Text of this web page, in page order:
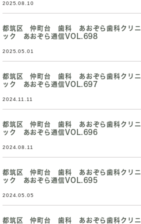
2025.08.10
都筑区 仲町台 歯科 あおぞら歯科クリニ
ック あおぞら通信VOL.698
2025.05.01
都筑区 仲町台 歯科 あおぞら歯科クリニ
ック あおぞら通信VOL.697
2024.11.11
都筑区 仲町台 歯科 あおぞら歯科クリニ
ック あおぞら通信VOL.696
2024.08.11
都筑区 仲町台 歯科 あおぞら歯科クリニ
ック あおぞら通信VOL.695
2024.05.05
都筑区 仲町台 歯科 あおぞら歯科クリニ